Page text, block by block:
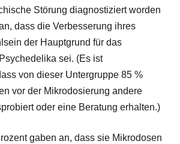
Störung diagnostiziert worden
dass die Verbesserung ihres
der Hauptgrund für das
sei. (Es ist
von dieser Untergruppe 85 %
vor der Mikrodosierung andere
oder eine Beratung erhalten.)
gaben an, dass sie Mikrodosen